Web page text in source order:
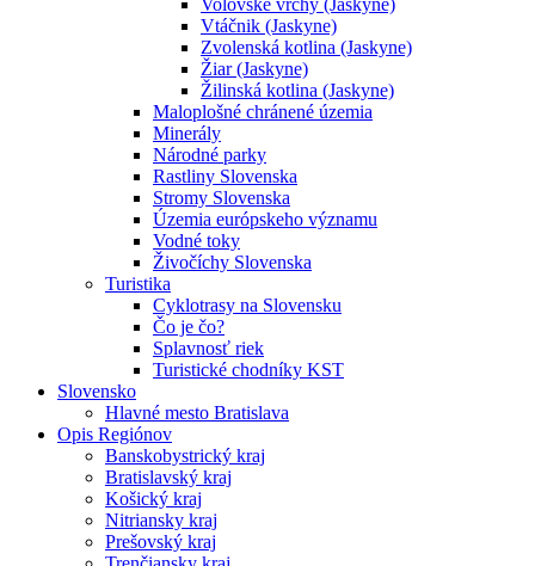
Vtáčnik (Jaskyne)
Zvolenská kotlina (Jaskyne)
Žiar (Jaskyne)
Žilinská kotlina (Jaskyne)
Maloplošné chránené územia
Minerály
Národné parky
Rastliny Slovenska
Stromy Slovenska
Územia európskeho významu
Vodné toky
Živočíchy Slovenska
Turistika
Cyklotrasy na Slovensku
Čo je čo?
Splavnosť riek
Turistické chodníky KST
Slovensko
Hlavné mesto Bratislava
Opis Regiónov
Banskobystrický kraj
Bratislavský kraj
Košický kraj
Nitriansky kraj
Prešovský kraj